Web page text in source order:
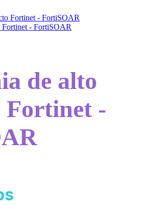
Fortinet - FortiSOAR
de alto
Fortinet -